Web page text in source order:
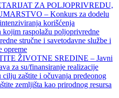
ZA POLJOPRIVREDU,
– Konkurs za dodelu
korišćenja
raspolažu poljoprivredne
stručne i savetodavne službe i
opreme
ŽIVOTNE SREDINE – Javni
za su/finansiranje realizacije
cilju zaštite i očuvanja predeonog
zemljišta kao prirodnog resursa